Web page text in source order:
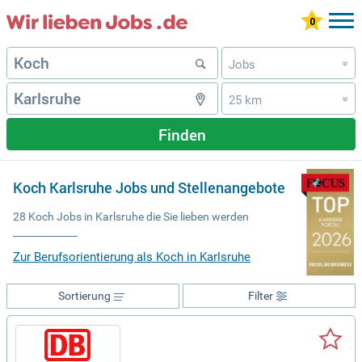
Jobs »
25 km »
Finden
Koch Karlsruhe Jobs und Stellenangebote
28 Koch Jobs in Karlsruhe die Sie lieben werden
Zur Berufsorientierung als Koch in Karlsruhe
Filter
Sortierung